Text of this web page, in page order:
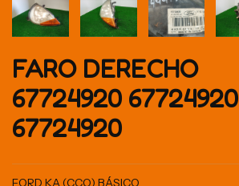
FARO DERECHO
67724920 67724920
67724920
FORD KA (CCQ) BÁSICO